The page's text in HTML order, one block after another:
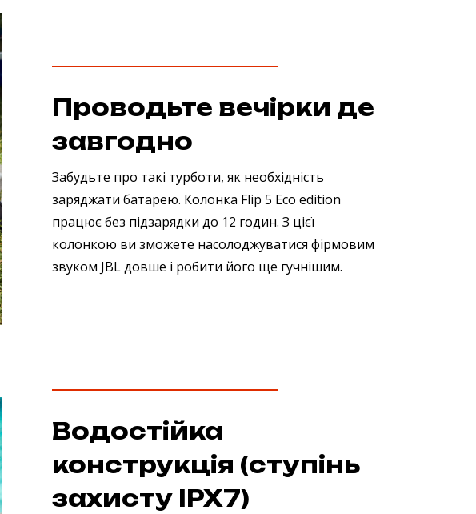
Проводьте вечірки де
завгодно
Забудьте про такі турботи, як необхідність
заряджати батарею. Колонка Flip 5 Eco edition
працює без підзарядки до 12 годин. З цієї
колонкою ви зможете насолоджуватися фірмовим
звуком JBL довше і робити його ще гучнішим.
Водостійка
конструкція (ступінь
захисту IPX7)